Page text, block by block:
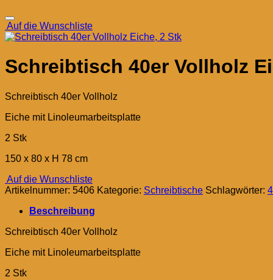
Auf die Wunschliste
Schreibtisch 40er Vollholz
Schreibtisch 40er Vollholz
Eiche mit Linoleumarbeitsplatte
2 Stk
150 x 80 x H 78 cm
Auf die Wunschliste
Artikelnummer: 5406 Kategorie: Schreibtische Schlagwörter:
Beschreibung
Schreibtisch 40er Vollholz
Eiche mit Linoleumarbeitsplatte
2 Stk